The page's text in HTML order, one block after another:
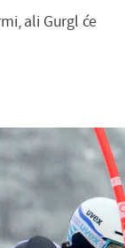
ali Gurgl će